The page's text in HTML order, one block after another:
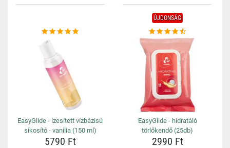
EasyGlide - ízesített vízbázisú
síkosító - vanília (150 ml)
5790 Ft
ÚJDONSÁG
EasyGlide - hidratáló
törlőkendő (25db)
2990 Ft